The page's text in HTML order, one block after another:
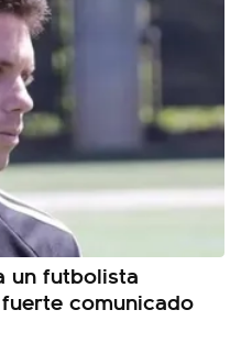
un futbolista
comunicado